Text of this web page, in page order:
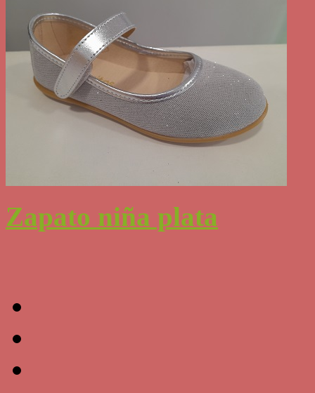
Zapato niña plata